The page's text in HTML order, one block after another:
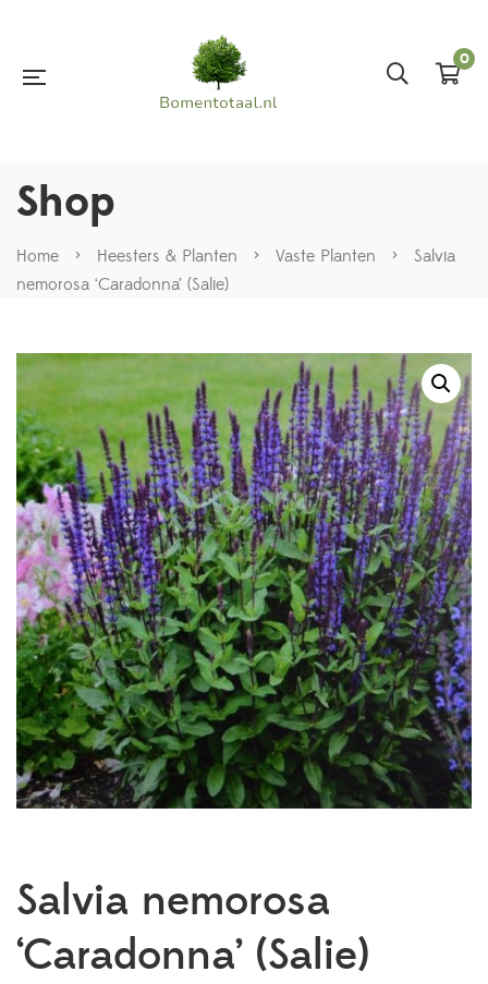
0
Shop
Home > Heesters & Planten > Vaste Planten >
Salvia
nemorosa ‘Caradonna’ (Salie)
Salvia nemorosa
‘Caradonna’ (Salie)